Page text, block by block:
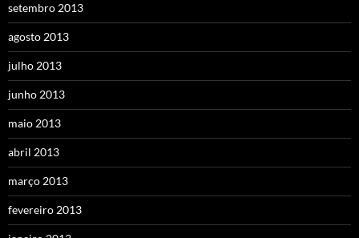
setembro 2013
agosto 2013
julho 2013
junho 2013
maio 2013
abril 2013
março 2013
fevereiro 2013